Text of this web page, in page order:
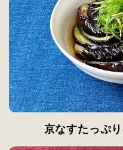
京なすたっぷ